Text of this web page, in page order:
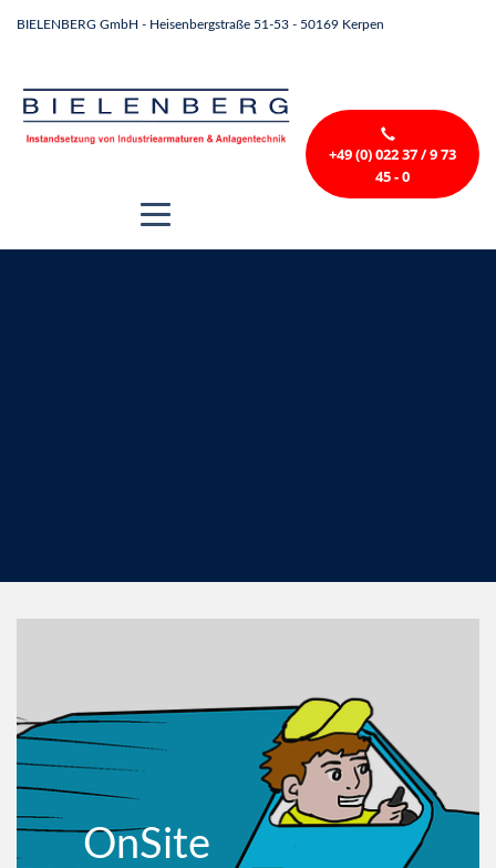
BIELENBERG GmbH - Heisenbergstraße 51-53 - 50169 Kerpen
+49 (0) 022 37 / 9 73
45 - 0
OnSite